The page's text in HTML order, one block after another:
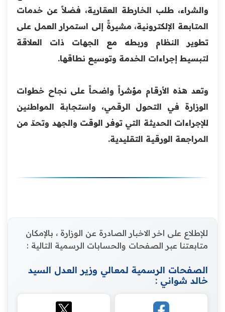
والشراء، طلب الخارطة العقارية، فضلاً عن خدمات
المتابعة الإلكترونية، مشيرةً إلى استمرار العمل على
تطوير النظام وربطه مع الجهات ذات العلاقة
لتبسيط إجراءات الخدمة وتوسيع نطاقها.
وتعد هذه الأرقام مؤشراً واضحاً على نجاح خطوات
الوزارة في التحول الرقمي، واستجابة المواطنين
للإجراءات الحديثة التي توفر الوقت والجهد وتحدّ من
المراجعة الورقية التقليدية.
للإطلاع على اخر الاخبار الصادرة عن الوزارة ، بالإمكان
متابعتنا عبر الصفحات والحسابات الرسمية التالية :
الصفحات الرسمية لمعالي وزير العدل السيد
خالد شواني :